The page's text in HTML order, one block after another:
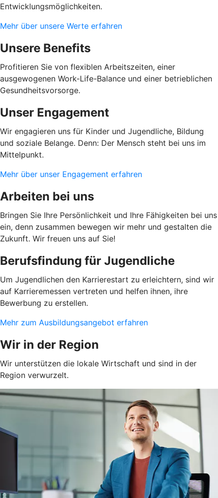
Entwicklungsmöglichkeiten.
Mehr über unsere Werte erfahren
Unsere Benefits
Profitieren Sie von flexiblen Arbeitszeiten, einer
ausgewogenen Work-Life-Balance und einer betrieblichen
Gesundheitsvorsorge.
Unser Engagement
Wir engagieren uns für Kinder und Jugendliche, Bildung
und soziale Belange. Denn: Der Mensch steht bei uns im
Mittelpunkt.
Mehr über unser Engagement erfahren
Arbeiten bei uns
Bringen Sie Ihre Persönlichkeit und Ihre Fähigkeiten bei uns
ein, denn zusammen bewegen wir mehr und gestalten die
Zukunft. Wir freuen uns auf Sie!
Berufsfindung für Jugendliche
Um Jugendlichen den Karrierestart zu erleichtern, sind wir
auf Karrieremessen vertreten und helfen ihnen, ihre
Bewerbung zu erstellen.
Mehr zum Ausbildungsangebot erfahren
Wir in der Region
Wir unterstützen die lokale Wirtschaft und sind in der
Region verwurzelt.